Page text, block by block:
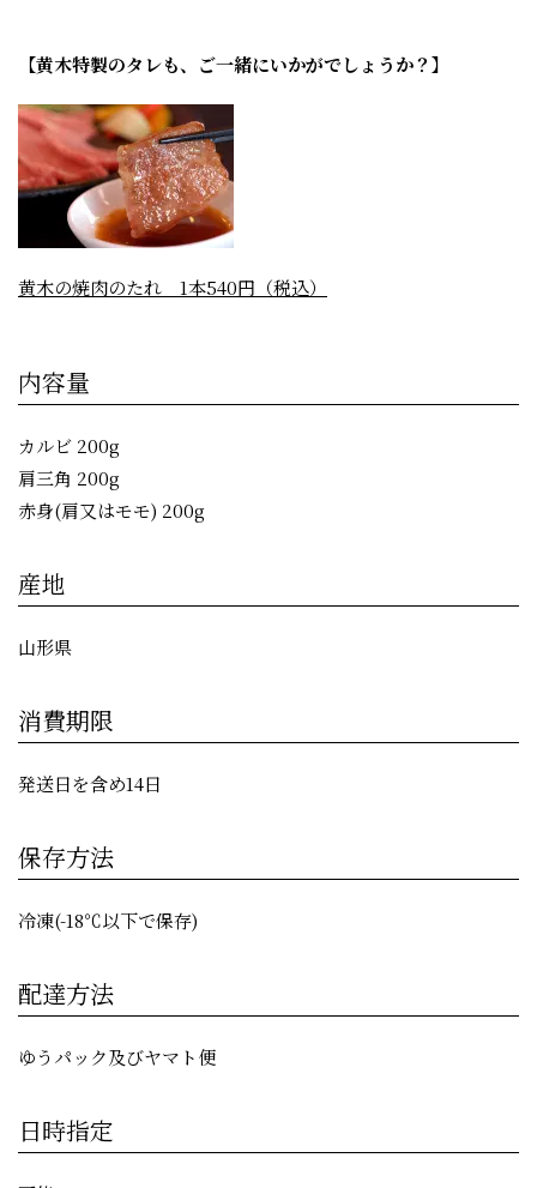
【黄木特製のタレも、ご一緒にいかがでしょうか？】
黄木の焼肉のたれ 1本540円（税込）
内容量
カルビ 200g
肩三角 200g
赤身(肩又はモモ) 200g
産地
山形県
消費期限
発送日を含め14日
保存方法
冷凍(-18℃以下で保存)
配達方法
ゆうパック及びヤマト便
日時指定